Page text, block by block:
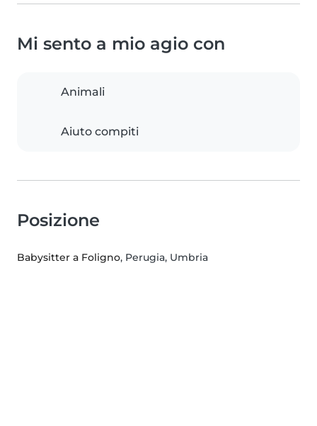
Mi sento a mio agio con
Animali
Aiuto compiti
Posizione
Babysitter a Foligno, Perugia, Umbria